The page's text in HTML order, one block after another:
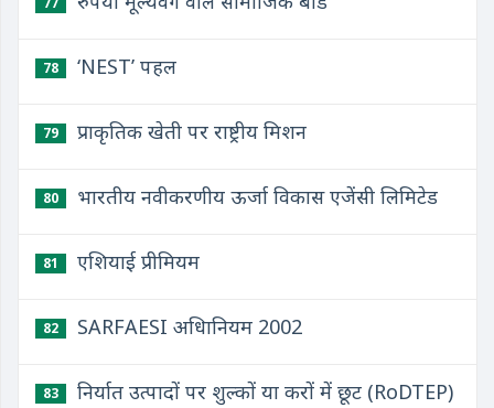
78 ‘NEST’ पहल
79 प्राकृतिक खेती पर राष्ट्रीय मिशन
80 भारतीय नवीकरणीय ऊर्जा विकास एजेंसी लिमिटेड
81 एशियाई प्रीमियम
82 SARFAESI अधिानियम 2002
83
निर्यात उत्पादों पर शुल्कों या करों में छूट (RoDTEP)